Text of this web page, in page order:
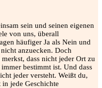
sein und seinen eigenen
von uns, überall
häufiger Ja als Nein und
anzuecken. Doch
dass nicht jeder Ort zu
bestimmt ist. Und dass
jeder versteht. Weißt du,
jede Geschichte